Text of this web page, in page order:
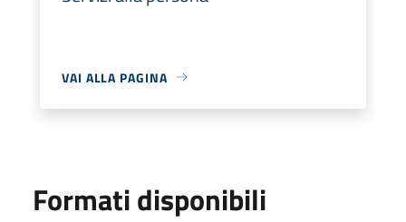
VAI ALLA PAGINA
Formati disponibili